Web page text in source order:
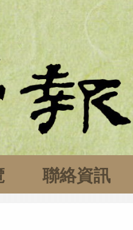
聯絡資訊